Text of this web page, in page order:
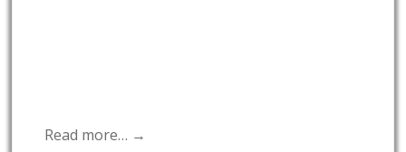
Read more… →